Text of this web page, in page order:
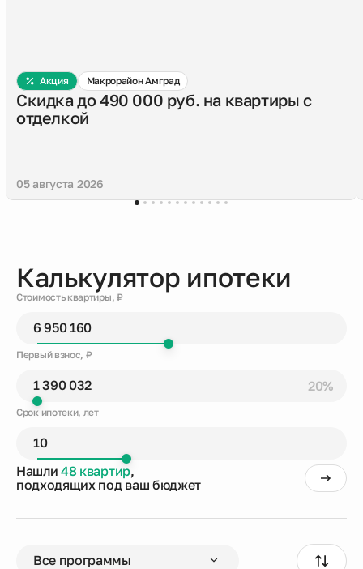
Акция Макрорайон Амград
Скидка до 490 000 руб. на квартиры с
отделкой
05 августа 2026
Калькулятор ипотеки
Стоимость квартиры, ₽
Первый взнос, ₽
20%
Срок ипотеки, лет
Нашли 48 квартир,
подходящих под ваш бюджет